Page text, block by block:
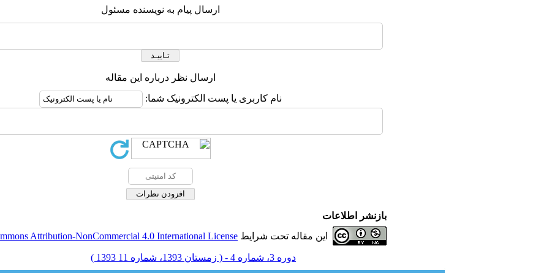
ارسال پیام به نویسنده مسئول
ارسال نظر درباره این مقاله
نام کاربری یا پست الکترونیک شما:
بازنشر اطلاعات
این مقاله تحت شرایط Attribution-NonCommercial 4.0 International License
دوره 3، شماره 4 - ( زمستان 1393، شماره 11 1393 )